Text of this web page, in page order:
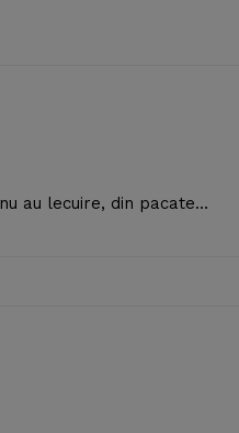
au lecuire, din pacate…